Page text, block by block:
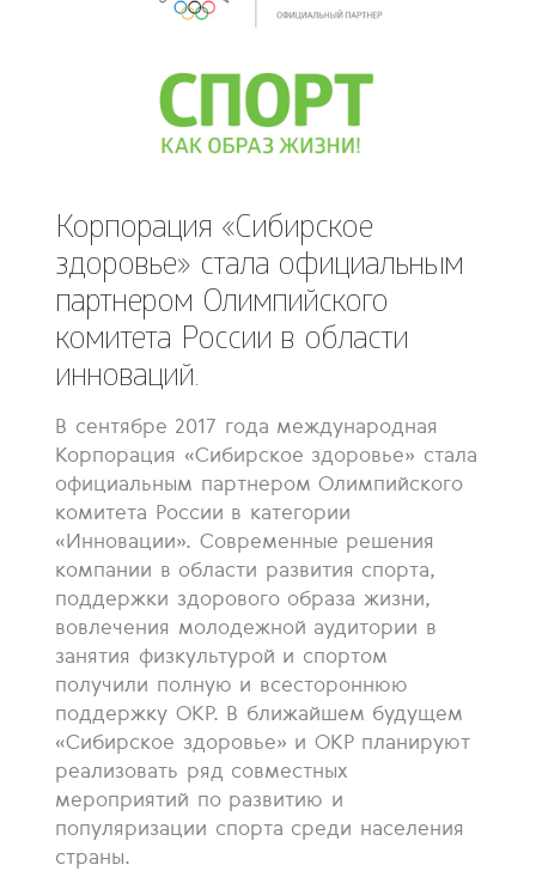
Корпорация «Сибирское
здоровье» стала официальным
партнером Олимпийского
комитета России в области
инноваций.
В сентябре 2017 года международная
Корпорация «Сибирское здоровье» стала
официальным партнером Олимпийского
комитета России в категории
«Инновации». Современные решения
компании в области развития спорта,
поддержки здорового образа жизни,
вовлечения молодежной аудитории в
занятия физкультурой и спортом
получили полную и всестороннюю
поддержку ОКР. В ближайшем будущем
«Сибирское здоровье» и ОКР планируют
реализовать ряд совместных
мероприятий по развитию и
популяризации спорта среди населения
страны.